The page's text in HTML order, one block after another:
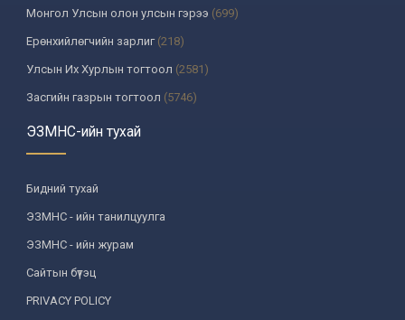
Монгол Улсын олон улсын гэрээ (699)
Ерөнхийлөгчийн зарлиг(218)
Улсын Их Хурлын тогтоол (2581)
Засгийн газрын тогтоол (5746)
Үндсэн хуулийн цэцийн шийдвэр
Улсын дээд шүүхийн тогтоол
УИХ-аас томилогддог байгууллагын дарга, түүнтэй адилтгах
албан тушаалтны шийдвэр
Сайдын тушаал(987)
Засгийн газрын агентлагийн даргын тушаал
Хууль, хяналтын байгууллага
Төрийн зарим чиг үүргийг хууль болон гэрээний үндсэн дээр
ЭЗМНС-ийн тухай
Бидний тухай
ЭЗМНС - ийн танилцуулга
ЭЗМНС - ийн журам
Сайтын бүтэц
PRIVACY POLICY